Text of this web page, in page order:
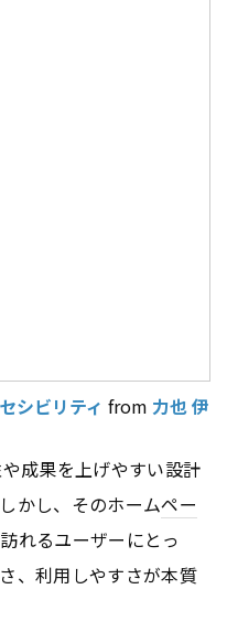
シビリティ from 力也 伊
成果を上げやすい設計
かし、そのホームペー
れるユーザーにとっ
、利用しやすさが本質